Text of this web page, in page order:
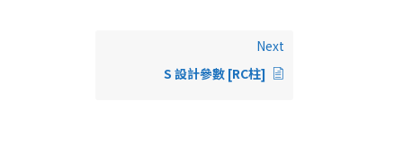
Next
S 設計參數 [RC柱]